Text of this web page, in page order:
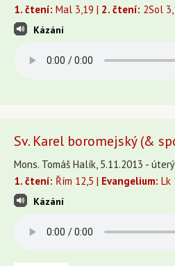
1. čtení: Mal 3,19 | 2. čtení: 2Sol
Kázání
Sv. Karel boromejský (&
Mons. Tomáš Halík, 5.11.2013 -
1. čtení: Řím 12,5 | Evangelium: Lk
Kázání